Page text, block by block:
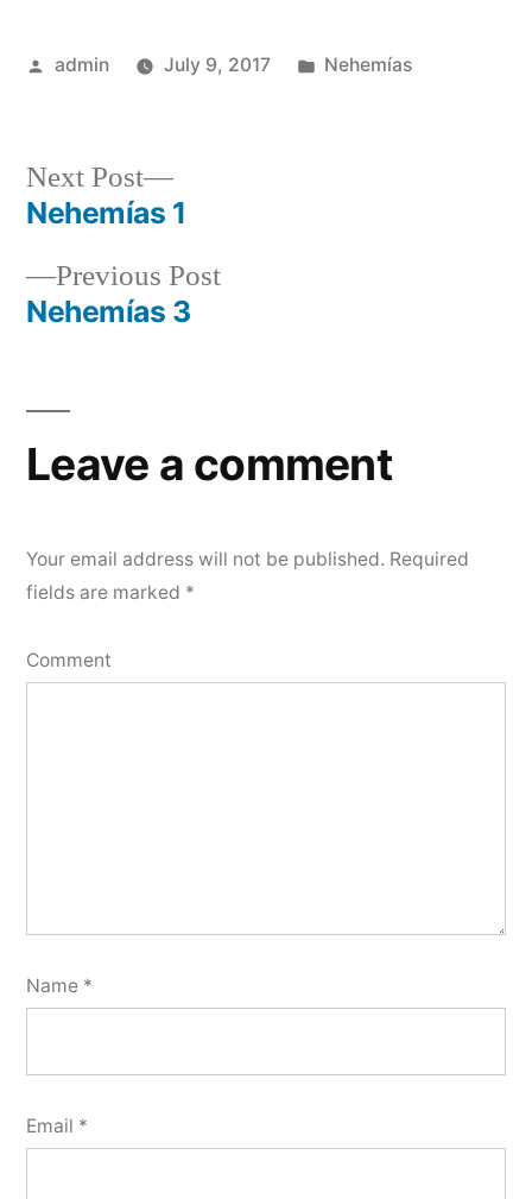
Posted
admin July 9, 2017
Posted
Nehemías
Post
navigation
Previous PostPrevious
Nehemías 3
Next Post
Next
post:
Nehemías 1
Leave a comment
Your email address will not be published. Required
fields are marked *
Comment
Name *
Email *